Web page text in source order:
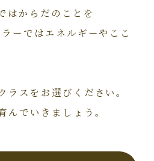
はからだのことを
ーではエネルギーやここ
ラスをお選びください。
んでいきましょう。